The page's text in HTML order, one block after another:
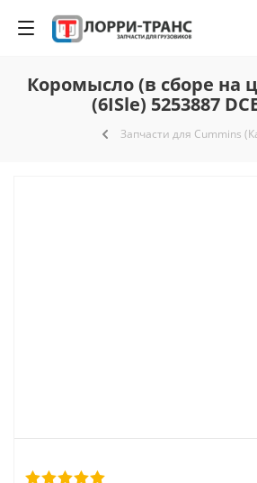
Коромысло (в сборе на
(6ISle) 5253887
Запчасти для Cummins